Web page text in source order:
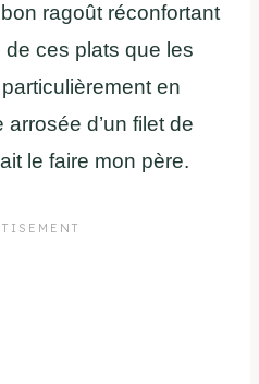
ragoût réconfortant
de ces plats que les
en
d’un filet de
le faire mon père.